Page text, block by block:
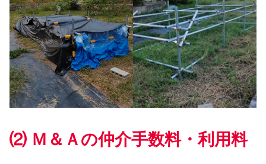
⑵ Ｍ＆Ａの仲介手数料・利用料